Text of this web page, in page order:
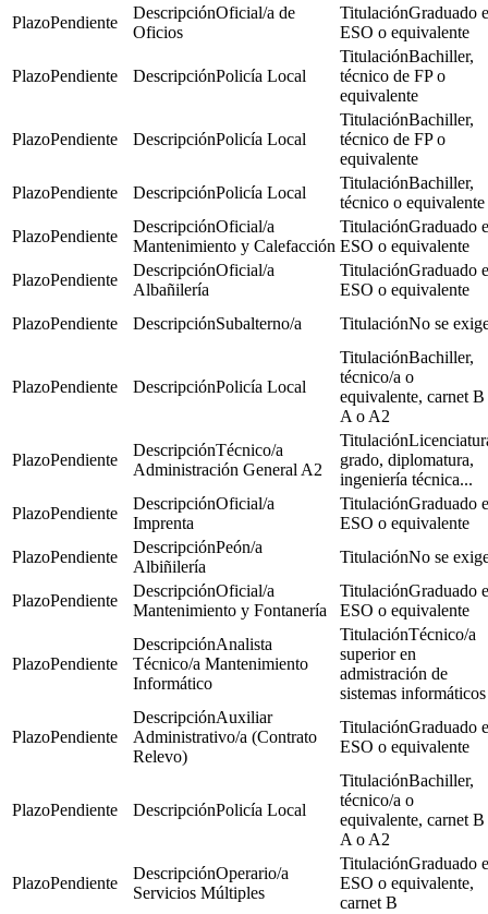
Pendiente
Oficial/a de
Oficios
Graduado
ESO o equivalente
Pendiente Policía Local
Bachiller,
técnico de FP o
equivalente
Pendiente Policía Local
Bachiller,
técnico de FP o
equivalente
Pendiente
Policía Local
Bachiller,
técnico o equivalente
Pendiente
Oficial/a
Mantenimiento y Calefacción
Graduado
ESO o equivalente
Pendiente
Oficial/a
Albañilería
Graduado
ESO o equivalente
Pendiente
Subalterno/a No se
Pendiente Policía Local
Bachiller,
técnico/a o
equivalente, carnet
A o A2
Pendiente
Técnico/a
Administración General A2
grado, diplomatura,
ingeniería técnica...
Pendiente
Oficial/a
Imprenta
Graduado
ESO o equivalente
Pendiente
Peón/a
Albiñilería
No se
Pendiente
Oficial/a
Mantenimiento y Fontanería
Graduado
ESO o equivalente
Pendiente
Analista
Técnico/a Mantenimiento
Informático
Técnico/a
superior en
admistración de
sistemas informáticos
Pendiente
Auxiliar
Administrativo/a (Contrato
Relevo)
Graduado
ESO o equivalente
Pendiente Policía Local
Bachiller,
técnico/a o
equivalente, carnet
A o A2
Pendiente
Operario/a
Servicios Múltiples
Graduado
ESO o equivalente,
carnet B